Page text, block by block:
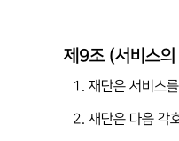
제9조 (서비스
1. 재단은 서비스
2. 재단은 다음 각